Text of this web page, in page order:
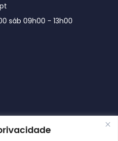
sáb 09h00 - 13h00